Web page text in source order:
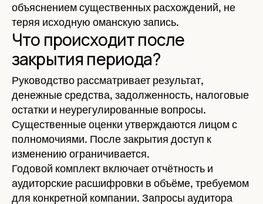
объяснением существенных расхождений, не
теряя исходную оманскую запись.
Что происходит после
закрытия периода?
Руководство рассматривает результат,
денежные средства, задолженность, налоговые
остатки и неурегулированные вопросы.
Существенные оценки утверждаются лицом с
полномочиями. После закрытия доступ к
изменению ограничивается.
Годовой комплект включает отчётность и
аудиторские расшифровки в объёме, требуемом
для конкретной компании. Запросы аудитора